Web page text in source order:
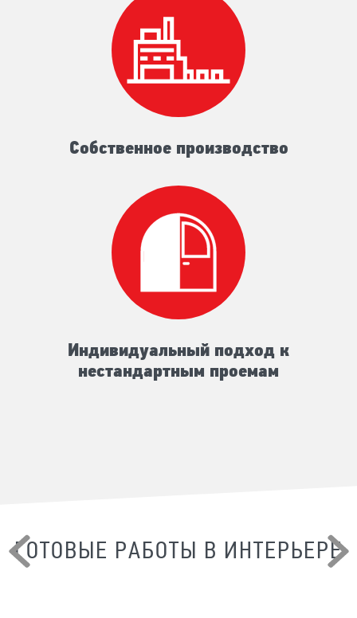
Собственное производство
Индивидуальный подход к
нестандартным проемам
ГОТОВЫЕ РАБОТЫ В ИНТЕРЬЕРЕ